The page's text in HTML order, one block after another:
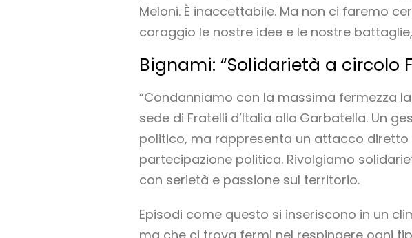
Meloni. È inaccettabile. Ma non ci faremo
coraggio le nostre idee e le nostre
Bignami: “Solidarietà a circolo
“Condanniamo con la massima fermezza
sede di Fratelli d’Italia alla Garbatella. Un
politico, ma rappresenta un attacco
partecipazione politica. Rivolgiamo
con serietà e passione sul territorio.
Episodi come questo si inseriscono in un